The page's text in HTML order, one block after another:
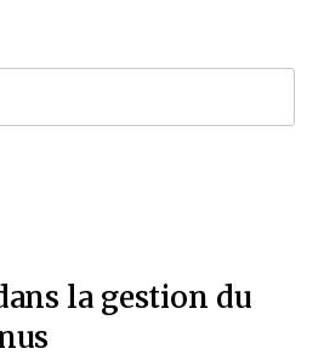
la gestion du